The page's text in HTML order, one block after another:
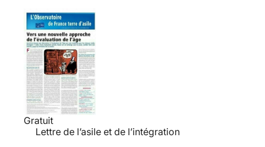
Gratuit
Lettre de l’asile et de l’intégration